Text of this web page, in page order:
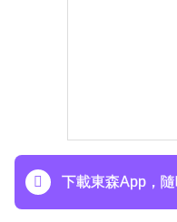
下載東森App，隨